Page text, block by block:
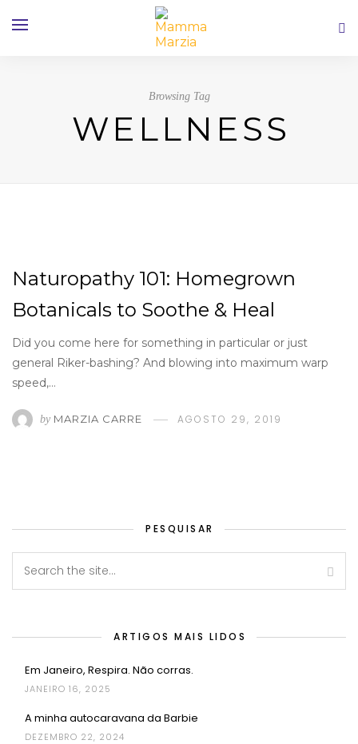
Browsing Tag
WELLNESS
Naturopathy 101: Homegrown
Botanicals to Soothe & Heal
Did you come here for something in particular or just
general Riker-bashing? And blowing into maximum warp
speed,…
by MARZIA CARRE AGOSTO 29, 2019
PESQUISAR
ARTIGOS MAIS LIDOS
Em Janeiro, Respira. Não corras.
JANEIRO 16, 2025
A minha autocaravana da Barbie
DEZEMBRO 22, 2024